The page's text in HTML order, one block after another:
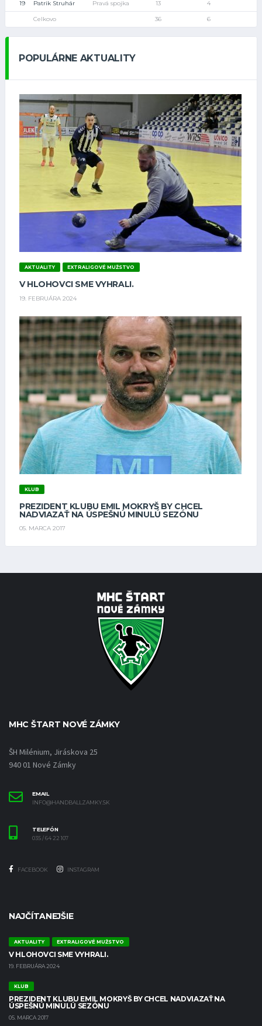
19 Patrik Struhár Pravá spojka 13 4
Celkovo 36 6
POPULÁRNE AKTUALITY
AKTUALITY EXTRALIGOVÉ MUŽSTVO
V HLOHOVCI SME VYHRALI.
19. FEBRUÁRA 2024
KLUB
PREZIDENT KLUBU EMIL MOKRYŠ BY CHCEL
NADVIAZAŤ NA ÚSPEŠNÚ MINULÚ SEZÓNU
05. MARCA 2017
MHC ŠTART NOVÉ ZÁMKY
ŠH Milénium, Jiráskova 25
940 01 Nové Zámky
EMAIL
INFO@HANDBALLZAMKY.SK
TELEFÓN
035 / 64 22 107
FACEBOOK INSTAGRAM
NAJČÍTANEJŠIE
AKTUALITY EXTRALIGOVÉ MUŽSTVO
V HLOHOVCI SME VYHRALI.
19. FEBRUÁRA 2024
KLUB
PREZIDENT KLUBU EMIL MOKRYŠ BY CHCEL NADVIAZAŤ NA
ÚSPEŠNÚ MINULÚ SEZÓNU
05. MARCA 2017